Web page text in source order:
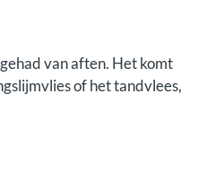
van aften. Het komt
of het tandvlees,